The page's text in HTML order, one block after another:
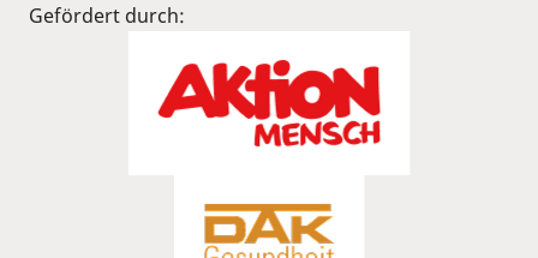
Gefördert durch: